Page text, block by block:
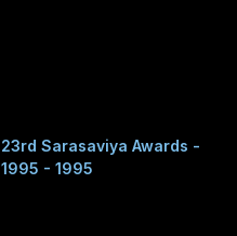
23rd Sarasaviya Awards -
1995 - 1995